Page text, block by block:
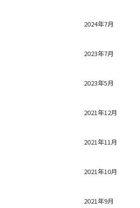
2024年7月
2023年7月
2023年5月
2021年12月
2021年11月
2021年10月
2021年9月